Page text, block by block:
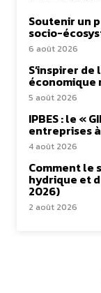
Soutenir un
socio-
6 août 2026
S’inspirer
5 août 2026
IPBES : le «
entreprises
4 août 2026
Comment le
hydrique et
2026)
2 août 2026